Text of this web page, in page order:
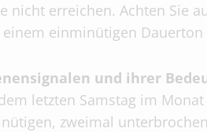
nicht erreichen. Achten Sie
einminütigen
und ihrer
letzten Samstag im
zweimal